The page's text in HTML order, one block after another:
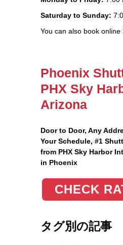
Saturday to Sunday:
You can also book online
Phoenix
PHX Sky
Arizona
Door to Door, Any
Your Schedule, #1
from PHX Sky Harbor
in Phoenix
CHECK
タグ別の記事